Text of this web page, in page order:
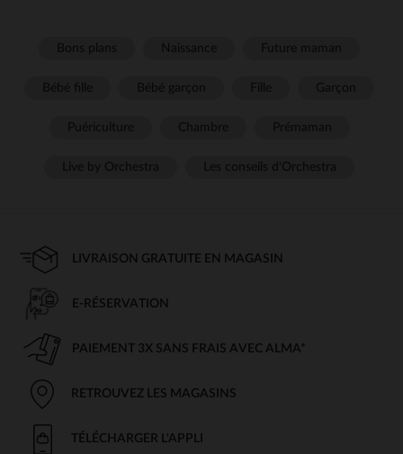
LIVRAISON GRATUITE EN MAGASIN
E-RÉSERVATION
PAIEMENT 3X SANS FRAIS AVEC ALMA*
RETROUVEZ LES MAGASINS
TÉLÉCHARGER L'APPLI